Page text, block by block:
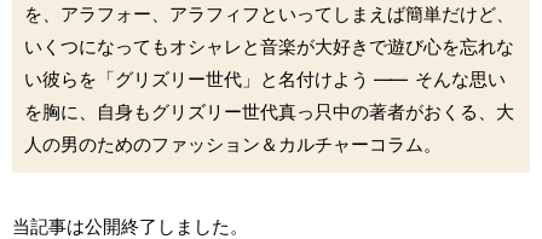
を、アラフォー、アラフィフといってしまえば簡単だけど、
いくつになってもオシャレと音楽が大好きで遊び心を忘れな
い彼らを「グリズリー世代」と名付けよう ―― そんな思い
を胸に、自身もグリズリー世代真っ只中の著者がおくる、大
人の男のためのファッション＆カルチャーコラム。
当記事は公開終了しました。